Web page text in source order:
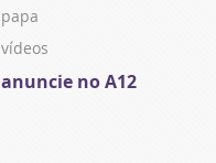
papa
vídeos
anuncie no A12